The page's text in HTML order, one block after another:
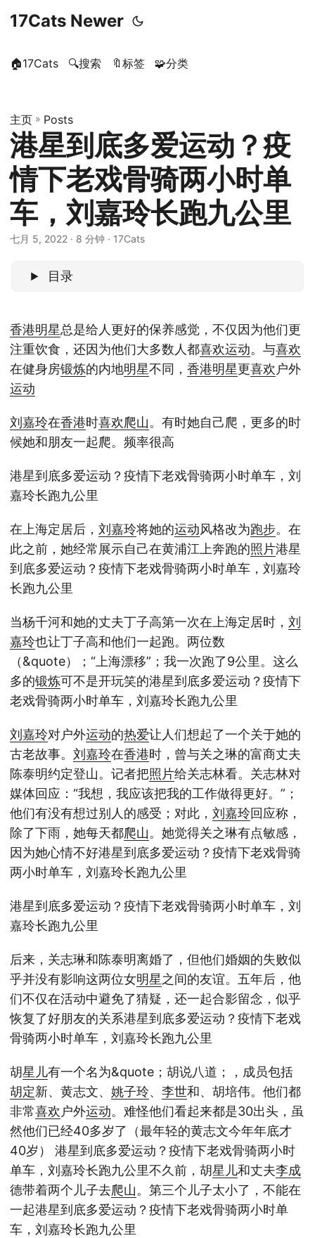
17Cats Newer
🏠17Cats 🔍搜索 🔖标签 🧩分类
主页 » Posts
港星到底多爱运动？疫
情下老戏骨骑两小时单
车，刘嘉玲长跑九公里
七月 5, 2022 · 8 分钟 · 17Cats
目录
香港明星总是给人更好的保养感觉，不仅因为他们更
注重饮食，还因为他们大多数人都喜欢运动。与喜欢
在健身房锻炼的内地明星不同， 香港明星更喜欢户外
运动
刘嘉玲在香港时喜欢爬山。有时她自己爬，更多的时
候她和朋友一起爬。频率很高
港星到底多爱运动？疫情下老戏骨骑两小时单车，刘
嘉玲长跑九公里
在上海定居后， 刘嘉玲将她的运动风格改为跑步。在
此之前，她经常展示自己在黄浦江上奔跑的照片港星
到底多爱运动？疫情下老戏骨骑两小时单车，刘嘉玲
长跑九公里
当杨千河和她的丈夫丁子高第一次在上海定居时， 刘
嘉玲也让丁子高和他们一起跑。两位数
（&quote）；“上海漂移”；我一次跑了9公里。这么
多的锻炼可不是开玩笑的港星到底多爱运动？疫情下
老戏骨骑两小时单车，刘嘉玲长跑九公里
刘嘉玲对户外运动的热爱让人们想起了一个关于她的
古老故事。 刘嘉玲在香港时，曾与关之琳的富商丈夫
陈泰明约定登山。记者把照片给关志林看。关志林对
媒体回应：“我想，我应该把我的工作做得更好。”；
他们有没有想过别人的感受；对此， 刘嘉玲回应称，
除了下雨，她每天都爬山。她觉得关之琳有点敏感，
因为她心情不好港星到底多爱运动？疫情下老戏骨骑
两小时单车，刘嘉玲长跑九公里
港星到底多爱运动？疫情下老戏骨骑两小时单车，刘
嘉玲长跑九公里
后来，关志琳和陈泰明离婚了，但他们婚姻的失败似
乎并没有影响这两位女明星之间的友谊。五年后，他
们不仅在活动中避免了猜疑，还一起合影留念，似乎
恢复了好朋友的关系港星到底多爱运动？疫情下老戏
骨骑两小时单车，刘嘉玲长跑九公里
胡星儿有一个名为&quote；胡说八道；，成员包括
胡定新、黄志文、 姚子玲、 李世和、胡培伟。他们都
非常喜欢户外运动。难怪他们看起来都是30出头，虽
然他们已经40多岁了（最年轻的黄志文今年年底才
40岁） 港星到底多爱运动？疫情下老戏骨骑两小时
单车，刘嘉玲长跑九公里不久前，胡星儿和丈夫李成
德带着两个儿子去爬山。第三个儿子太小了，不能在
一起港星到底多爱运动？疫情下老戏骨骑两小时单
车，刘嘉玲长跑九公里